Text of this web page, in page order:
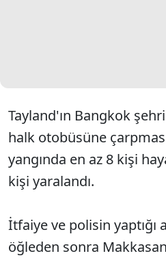
Tayland'ın Bangkok
halk otobüsüne
yangında en az 8 kişi
kişi yaralandı.
İtfaiye ve polisin yaptığı
öğleden sonra